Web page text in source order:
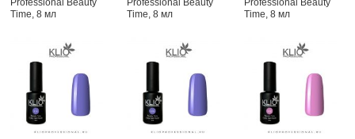
Professional Beauty
Time, 8 мл
Professional Beauty
Time, 8 мл
Professional Beauty
Time, 8 мл